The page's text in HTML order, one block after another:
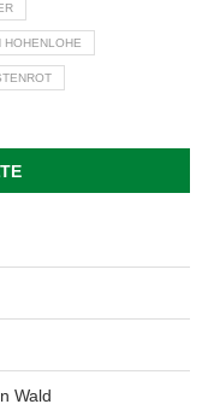
HOHENLOHE
Wald